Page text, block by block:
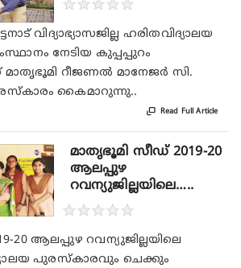
★★★★★
വിദ്യാഭ്യാസജില്ല ഹരിതവിദ്യാലയ
നേടിയ കുപ്പപ്പുറം
റീജണൽ മാനേജർ സി.
കൈമാറുന്നു..
 Read Full Article
മാതൃഭൂമി സീഡ് 2019-20
ആലപ്പുഴ
റവന്യുജില്ലയിലെ…..
★★★★★
20 ആലപ്പുഴ റവന്യുജില്ലയിലെ
പുരസ്കാരവും ചെക്കും